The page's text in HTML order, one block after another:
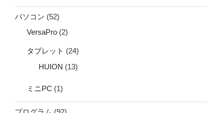
パソコン (52)
VersaPro (2)
タブレット (24)
HUION (13)
ミニPC (1)